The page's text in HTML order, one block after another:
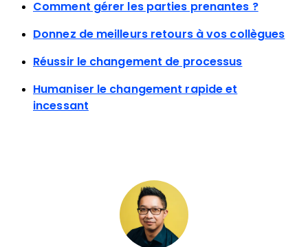
Comment gérer les parties prenantes ?
Donnez de meilleurs retours à vos collègues
Réussir le changement de processus
Humaniser le changement rapide et
incessant